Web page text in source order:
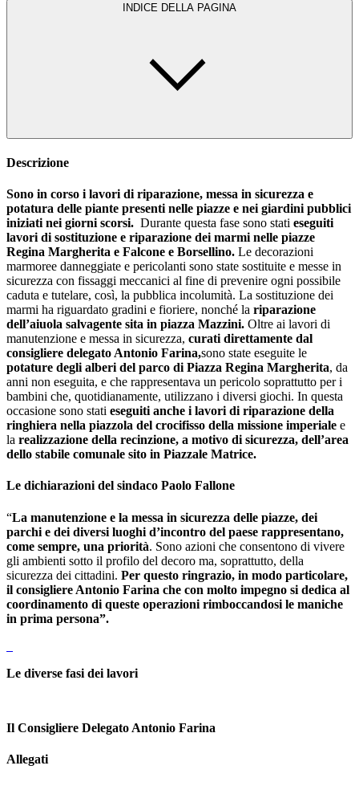
INDICE DELLA PAGINA
Descrizione
Sono in corso i lavori di riparazione, messa in sicurezza e
potatura delle piante presenti nelle piazze e nei giardini pubblici
iniziati nei giorni scorsi. Durante questa fase sono stati eseguiti
lavori di sostituzione e riparazione dei marmi nelle piazze
Regina Margherita e Falcone e Borsellino. Le decorazioni
marmoree danneggiate e pericolanti sono state sostituite e messe in
sicurezza con fissaggi meccanici al fine di prevenire ogni possibile
caduta e tutelare, così, la pubblica incolumità. La sostituzione dei
marmi ha riguardato gradini e fioriere, nonché la riparazione
dell’aiuola salvagente sita in piazza Mazzini. Oltre ai lavori di
manutenzione e messa in sicurezza, curati direttamente dal
consigliere delegato Antonio Farina,sono state eseguite le
potature degli alberi del parco di Piazza Regina Margherita, da
anni non eseguita, e che rappresentava un pericolo soprattutto per i
bambini che, quotidianamente, utilizzano i diversi giochi. In questa
occasione sono stati eseguiti anche i lavori di riparazione della
ringhiera nella piazzola del crocifisso della missione imperiale e
la realizzazione della recinzione, a motivo di sicurezza, dell’area
dello stabile comunale sito in Piazzale Matrice.
Le dichiarazioni del sindaco Paolo Fallone
“La manutenzione e la messa in sicurezza delle piazze, dei
parchi e dei diversi luoghi d’incontro del paese rappresentano,
come sempre, una priorità. Sono azioni che consentono di vivere
gli ambienti sotto il profilo del decoro ma, soprattutto, della
sicurezza dei cittadini. Per questo ringrazio, in modo particolare,
il consigliere Antonio Farina che con molto impegno si dedica al
coordinamento di queste operazioni rimboccandosi le maniche
in prima persona”.
Le diverse fasi dei lavori
Il Consigliere Delegato Antonio Farina
Allegati